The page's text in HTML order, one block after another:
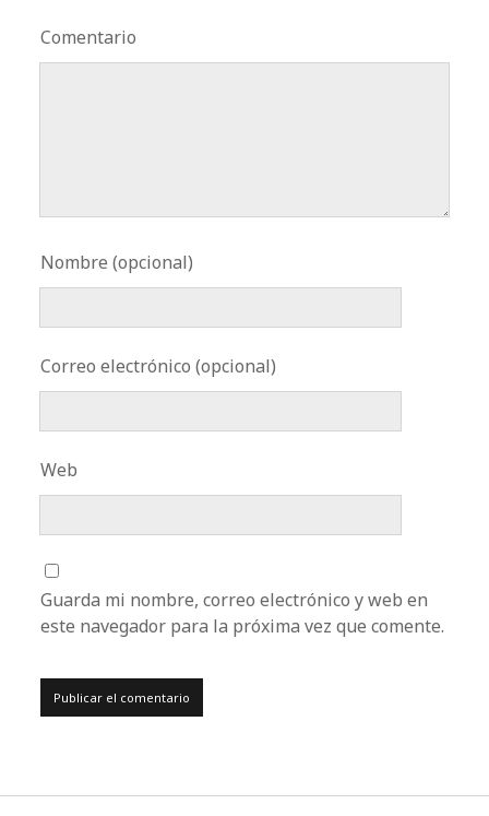
Comentario
Nombre (opcional)
Correo electrónico (opcional)
Web
Guarda mi nombre, correo electrónico y web en
este navegador para la próxima vez que comente.